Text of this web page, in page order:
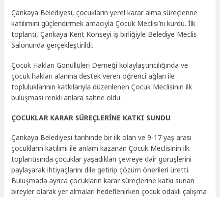
Çankaya Belediyesi, çocukların yerel karar alma süreçlerine
katılımını güçlendirmek amacıyla Çocuk Meclisi’ni kurdu. İlk
toplantı, Çankaya Kent Konseyi iş birliğiyle Belediye Meclis
Salonunda gerçekleştirildi.
Çocuk Hakları Gönüllüleri Derneği kolaylaştırıcılığında ve
çocuk hakları alanına destek veren öğrenci ağları ile
topluluklarının katkılarıyla düzenlenen Çocuk Meclisinin ilk
buluşması renkli anlara sahne oldu.
ÇOCUKLAR KARAR SÜREÇLERİNE KATKI SUNDU
Çankaya Belediyesi tarihinde bir ilk olan ve 9-17 yaş arası
çocukların katılımı ile anlam kazanan Çocuk Meclisinin ilk
toplantısında çocuklar yaşadıkları çevreye dair görüşlerini
paylaşarak ihtiyaçlarını dile getirip çözüm önerileri üretti.
Buluşmada ayrıca çocukların karar süreçlerine katkı sunan
bireyler olarak yer almaları hedeflenirken çocuk odaklı çalışma